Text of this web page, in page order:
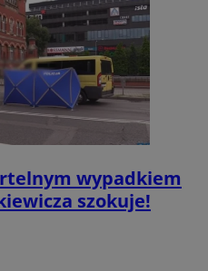
wypadkiem
szokuje!